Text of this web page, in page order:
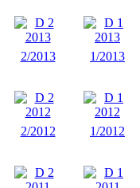
2/2013
1/2013
2/2012
1/2012